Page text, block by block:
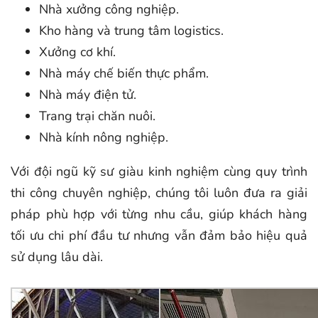
Nhà xưởng công nghiệp.
Kho hàng và trung tâm logistics.
Xưởng cơ khí.
Nhà máy chế biến thực phẩm.
Nhà máy điện tử.
Trang trại chăn nuôi.
Nhà kính nông nghiệp.
Với đội ngũ kỹ sư giàu kinh nghiệm cùng quy trình
thi công chuyên nghiệp, chúng tôi luôn đưa ra giải
pháp phù hợp với từng nhu cầu, giúp khách hàng
tối ưu chi phí đầu tư nhưng vẫn đảm bảo hiệu quả
sử dụng lâu dài.